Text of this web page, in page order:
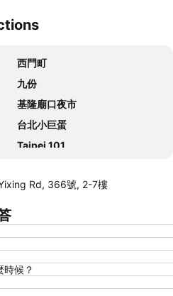
西門町
九份
基隆廟口夜市
台北小巨蛋
Taipei 101
拉拉山
礁溪車站
羅東車站
宜蘭礁溪溫泉公園
松山機場
Rd, 366號, 2-7樓
時候？